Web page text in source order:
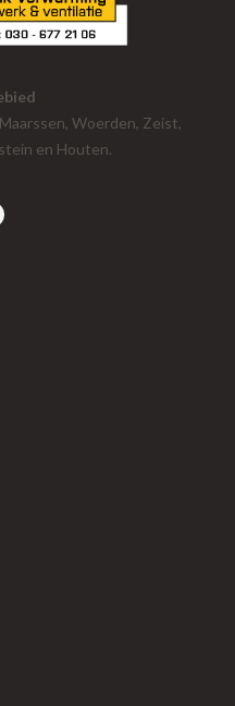
Woerden, Zeist,
en Houten.